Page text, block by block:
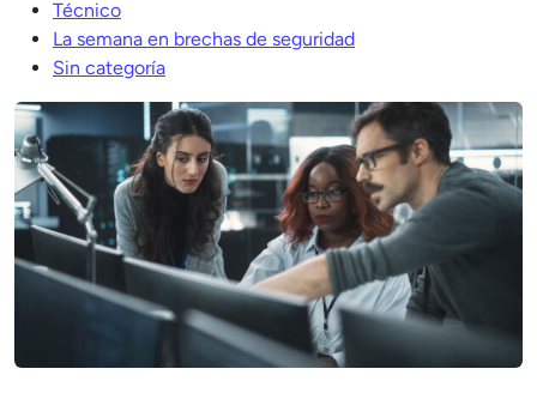
Técnico
La semana en brechas de seguridad
Sin categoría